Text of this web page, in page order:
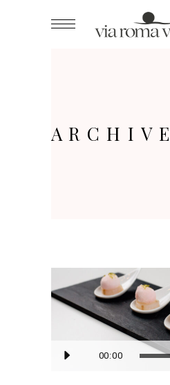
ARCHIVE
Audio
00:00